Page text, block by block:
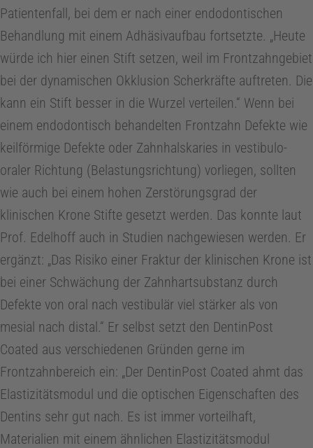
a
h
n
m
e
d
i
z
i
n
E
Patientenfall, bei dem er nach einer endodontischen
Behandlung mit einem Adhäsivaufbau fortsetzte. „Heute
würde ich hier einen Stift setzen, weil im Frontzahngebiet
bei der dynamischen Okklusion Scherkräfte auftreten. Die
kann ein Stift besser in die Wurzel verteilen.“ Wenn bei
einem endodontisch behandelten Frontzahn Defekte wie
keilförmige Defekte oder Zahnhalskaries in vestibulo-
oraler Richtung (Belastungsrichtung) vorliegen, sollten
wie auch bei einem hohen Zerstörungsgrad der
klinischen Krone Stifte gesetzt werden. Das konnte laut
Prof. Edelhoff auch in Studien nachgewiesen werden. Er
ergänzt: „Das Risiko einer Fraktur der klinischen Krone ist
bei einer Schwächung der Zahnhartsubstanz durch
Defekte von oral nach vestibulär viel stärker als von
mesial nach distal.“ Er selbst setzt den DentinPost
Coated aus verschiedenen Gründen gerne im
Frontzahnbereich ein: „Der DentinPost Coated ahmt das
Elastizitätsmodul und die optischen Eigenschaften des
Dentins sehr gut nach. Es ist immer vorteilhaft,
Materialien mit einem ähnlichen Elastizitätsmodul